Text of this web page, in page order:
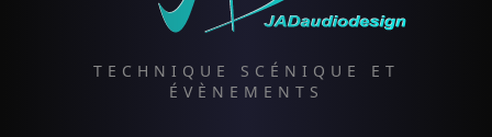
TECHNIQUE SCÉNIQUE ET
ÉVÈNEMENTS